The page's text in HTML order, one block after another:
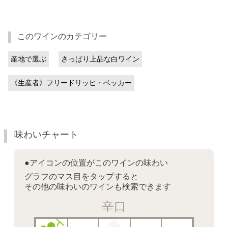
このワインのカテゴリー
産地で選ぶ さっぱり上品な白ワイン
《生産者》フリードリッヒ・ベッカー
味わいチャート
●アイコンの位置がこのワインの味わい
グラフのマス目をタップすると
その他の味わいのワインも検索できます
辛口